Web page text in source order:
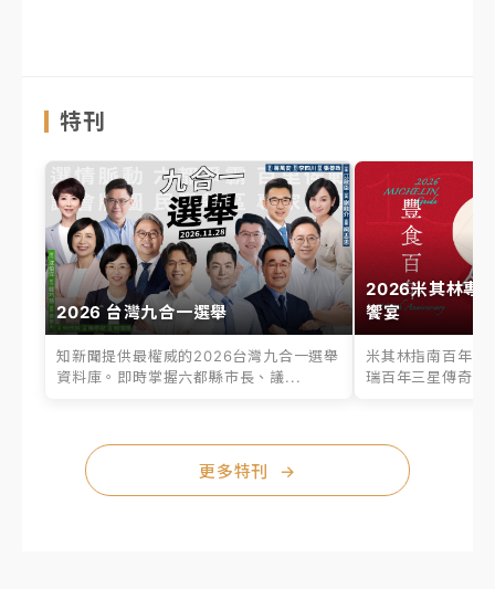
特刊
2026 台灣九合一選舉
知新聞提供最權威的2026台灣九合一選舉
資料庫。即時掌握六都縣市長、議...
2026米其林專
饗宴
米其林指南百年之
瑞百年三星傳奇、
更多特刊 →